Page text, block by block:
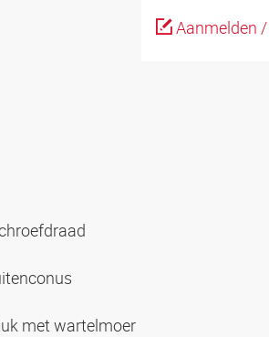
Aanmelden
met wartelmoer